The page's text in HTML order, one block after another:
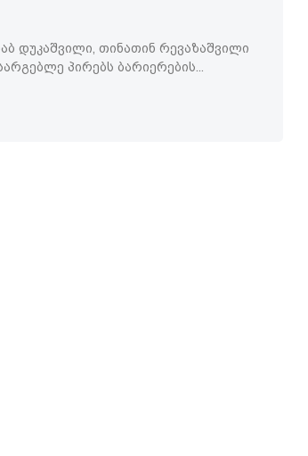
დუკაშვილი, თინათინ რევაზაშვილი
პირებს ბარიერების...